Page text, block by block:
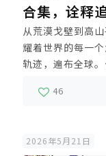
合集，诠释
从荒漠戈壁到高
耀着世界的每一
轨迹，遍布全球
家级高新技术企
为两大主营业务
46
2026年5月21日